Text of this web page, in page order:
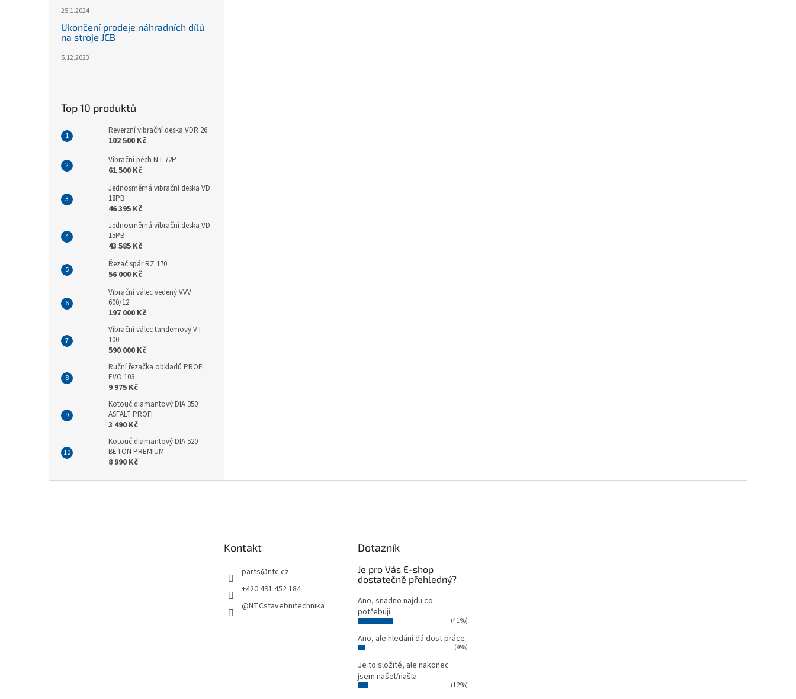
25.1.2024
Ukončení prodeje náhradních dílů
na stroje JCB
5.12.2023
Top 10 produktů
Reverzní vibrační deska VDR 26
102 500 Kč
Vibrační pěch NT 72P
61 500 Kč
Jednosměrná vibrační deska VD
18PB
46 395 Kč
Jednosměrná vibrační deska VD
15PB
43 585 Kč
Řezač spár RZ 170
56 000 Kč
Vibrační válec vedený VVV
600/12
197 000 Kč
Vibrační válec tandemový VT
100
590 000 Kč
Ruční řezačka obkladů PROFI
EVO 103
9 975 Kč
Kotouč diamantový DIA 350
ASFALT PROFI
3 490 Kč
Kotouč diamantový DIA 520
BETON PREMIUM
8 990 Kč
Kontakt
parts@ntc.cz
+420 491 452 184
@NTCstavebnitechnika
Dotazník
Je pro Vás E-shop
dostatečně přehledný?
Ano, snadno najdu co
potřebuji.
(41%)
Ano, ale hledání dá dost práce.
(9%)
Je to složité, ale nakonec
jsem našel/našla.
(12%)